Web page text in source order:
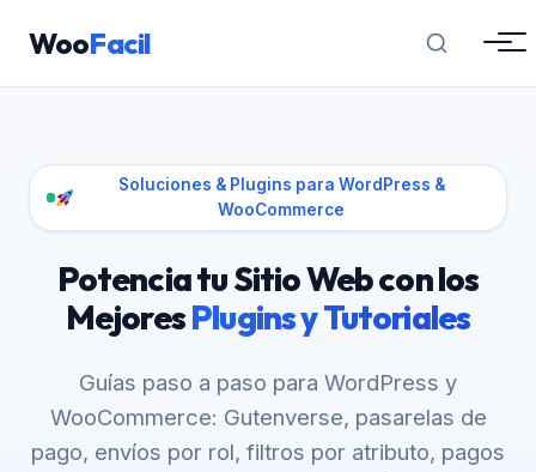
WooFacil
Soluciones & Plugins para WordPress &
WooCommerce
Potencia tu Sitio Web con los
MejoresPlugins y Tutoriales
Guías paso a paso para WordPress y
WooCommerce: Gutenverse, pasarelas de
pago, envíos por rol, filtros por atributo, pagos